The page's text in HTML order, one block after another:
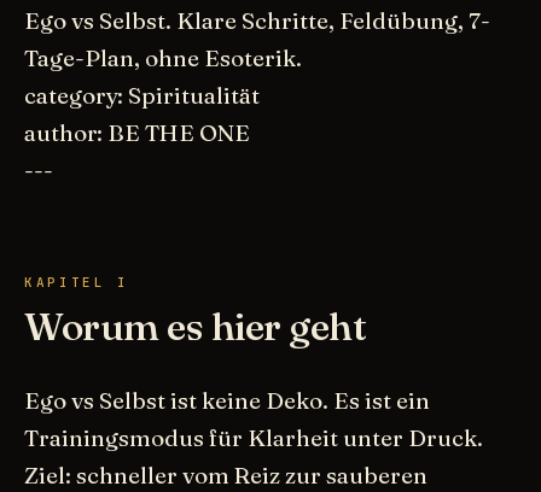
Ego vs Selbst. Klare Schritte, Feldübung, 7-
Tage-Plan, ohne Esoterik.
category: Spiritualität
author: BE THE ONE
---
KAPITEL I
Worum es hier geht
Ego vs Selbst ist keine Deko. Es ist ein
Trainingsmodus für Klarheit unter Druck.
Ziel: schneller vom Reiz zur sauberen